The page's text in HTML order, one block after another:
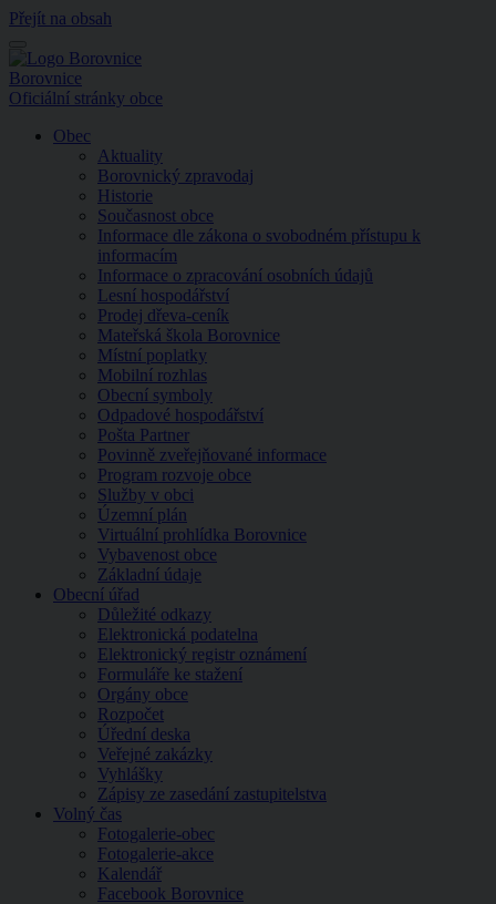
Přejít na obsah
Menu
Borovnice
Oficiální stránky obce
Obec
Aktuality
Borovnický zpravodaj
Historie
Současnost obce
Informace dle zákona o svobodném přístupu k
informacím
Informace o zpracování osobních údajů
Lesní hospodářství
Prodej dřeva-ceník
Mateřská škola Borovnice
Místní poplatky
Mobilní rozhlas
Obecní symboly
Odpadové hospodářství
Pošta Partner
Povinně zveřejňované informace
Program rozvoje obce
Služby v obci
Územní plán
Virtuální prohlídka Borovnice
Vybavenost obce
Základní údaje
Obecní úřad
Důležité odkazy
Elektronická podatelna
Elektronický registr oznámení
Formuláře ke stažení
Orgány obce
Rozpočet
Úřední deska
Veřejné zakázky
Vyhlášky
Zápisy ze zasedání zastupitelstva
Volný čas
Fotogalerie-obec
Fotogalerie-akce
Kalendář
Facebook Borovnice